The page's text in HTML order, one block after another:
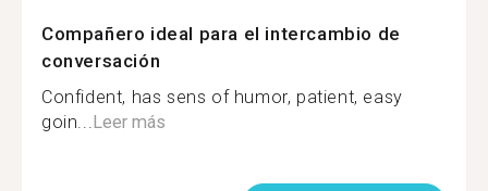
Compañero ideal para el intercambio de
conversación
Confident, has sens of humor, patient, easy
goin... Leer más